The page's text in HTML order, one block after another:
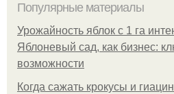
Популярные материалы
Урожайность яблок с 1 га
Яблоневый сад, как бизнес:
возможности
Когда сажать крокусы и